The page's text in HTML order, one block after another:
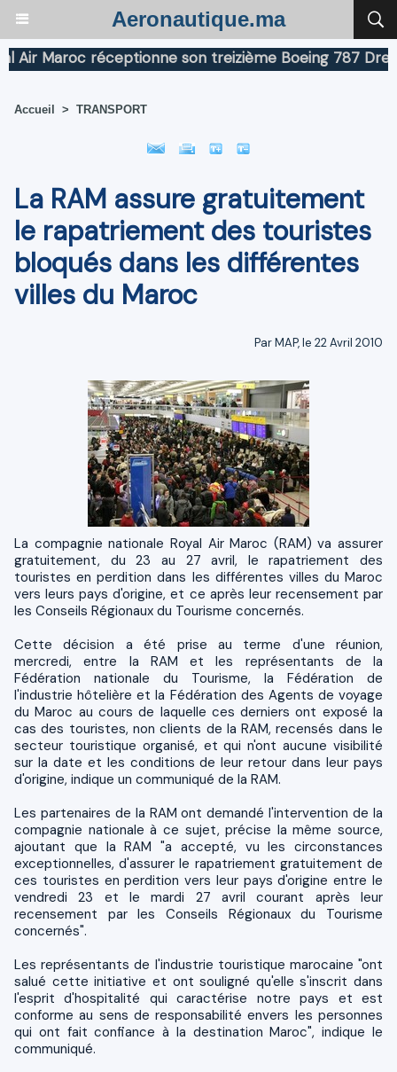
Aeronautique.ma
Maroc réceptionne son treizième Boeing 787
Accueil > TRANSPORT
La RAM assure gratuitement
le rapatriement des touristes
bloqués dans les différentes
villes du Maroc
Par MAP, le 22 Avril 2010
La compagnie nationale Royal Air Maroc (RAM) va assurer
gratuitement, du 23 au 27 avril, le rapatriement des
touristes en perdition dans les différentes villes du Maroc
vers leurs pays d'origine, et ce après leur recensement par
les Conseils Régionaux du Tourisme concernés.
Cette décision a été prise au terme d'une réunion,
mercredi, entre la RAM et les représentants de la
Fédération nationale du Tourisme, la Fédération de
l'industrie hôtelière et la Fédération des Agents de voyage
du Maroc au cours de laquelle ces derniers ont exposé la
cas des touristes, non clients de la RAM, recensés dans le
secteur touristique organisé, et qui n'ont aucune visibilité
sur la date et les conditions de leur retour dans leur pays
d'origine, indique un communiqué de la RAM.
Les partenaires de la RAM ont demandé l'intervention de la
compagnie nationale à ce sujet, précise la même source,
ajoutant que la RAM "a accepté, vu les circonstances
exceptionnelles, d'assurer le rapatriement gratuitement de
ces touristes en perdition vers leur pays d'origine entre le
vendredi 23 et le mardi 27 avril courant après leur
recensement par les Conseils Régionaux du Tourisme
concernés".
Les représentants de l'industrie touristique marocaine "ont
salué cette initiative et ont souligné qu'elle s'inscrit dans
l'esprit d'hospitalité qui caractérise notre pays et est
conforme au sens de responsabilité envers les personnes
qui ont fait confiance à la destination Maroc", indique le
communiqué.